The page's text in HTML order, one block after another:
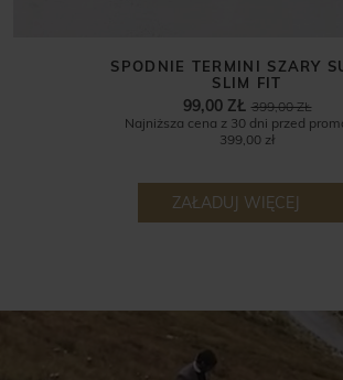
SPODNIE TERMINI SZARY
SLIM FIT
399,00 ZŁ
99,00 ZŁ
Najniższa cena z 30 dni przed
399,00 zł
ZAŁADUJ WIĘCEJ